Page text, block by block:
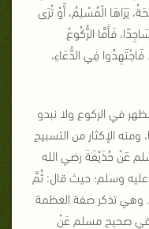
يَرَاهَا الْمُسْلِمُ، أَوْ تُرَى
فَأَمَّا الرُّكُوعُ
فِي الدُّعَاءِ،
في الركوع ولا نبدو
الإكثار من التسبيح
عَنْ حُذَيْفَةَ رضي الله
وسلم؛ حيث قال: ثُمَّ
. وهي تذكر صفة العظمة
في صحيح مسلم عَنْ